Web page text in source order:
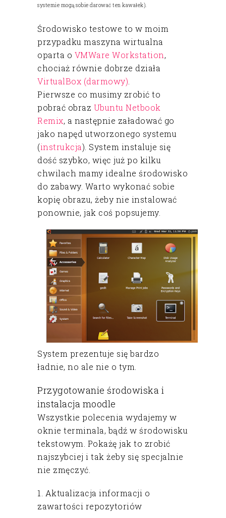
systemie mogą sobie darować ten kawałek).
Środowisko testowe to w moim
przypadku maszyna wirtualna
oparta o VMWare Workstation,
chociaż równie dobrze działa
VirtualBox (darmowy)
Pierwsze co musimy zrobić to
pobrać obraz Ubuntu Netbook
Remix, a następnie załadować go
jako napęd utworzonego systemu
(instrukcja). System instaluje się
dość szybko, więc już po kilku
chwilach mamy idealne środowisko
do zabawy. Warto wykonać sobie
kopię obrazu, żeby nie instalować
ponownie, jak coś popsujemy.
System prezentuje się bardzo
ładnie, no ale nie o tym.
Przygotowanie środowiska i
instalacja moodle
Wszystkie polecenia wydajemy w
oknie terminala, bądź w środowisku
tekstowym. Pokażę jak to zrobić
najszybciej i tak żeby się specjalnie
nie zmęczyć.
1. Aktualizacja informacji o
zawartości repozytoriów